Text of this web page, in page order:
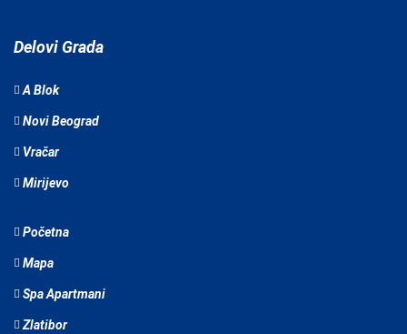
Delovi Grada
A Blok
Novi Beograd
Vračar
Mirijevo
Početna
Mapa
Spa Apartmani
Zlatibor